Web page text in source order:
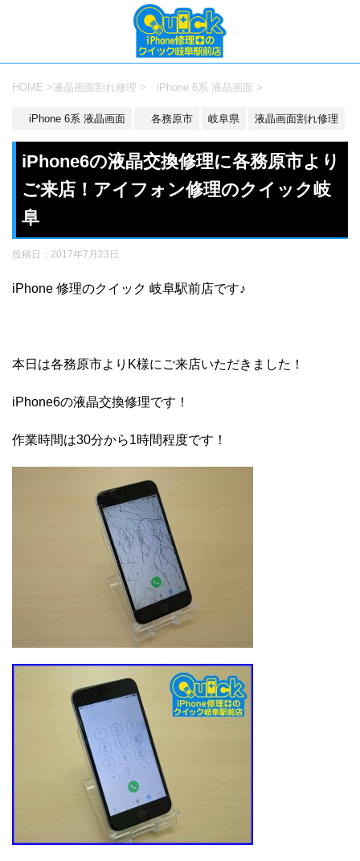
HOME >液晶画面割れ修理 > iPhone 6系 液晶画面 >
iPhone 6系 液晶画面 各務原市 岐阜県 液晶画面割れ修理
iPhone6の液晶交換修理に各務原市より
ご来店！アイフォン修理のクイック岐
阜
投稿日： 2017年7月23日
iPhone 修理のクイック 岐阜駅前店です♪
本日は各務原市よりK様にご来店いただきました！
iPhone6の液晶交換修理です！
作業時間は30分から1時間程度です！